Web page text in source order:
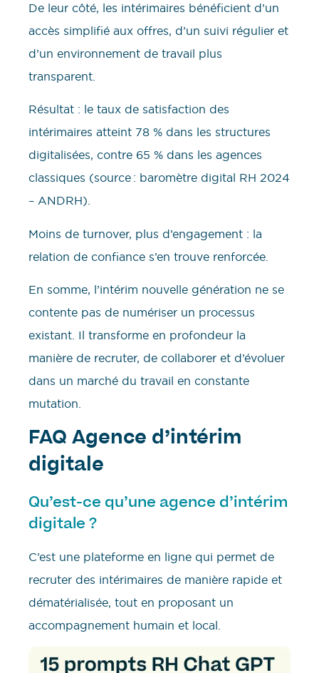
De leur côté, les intérimaires bénéficient d’un
accès simplifié aux offres, d’un suivi régulier et
d’un environnement de travail plus
transparent.
Résultat : le taux de satisfaction des
intérimaires atteint 78 % dans les structures
digitalisées, contre 65 % dans les agences
classiques (source : baromètre digital RH 2024
– ANDRH).
Moins de turnover, plus d’engagement : la
relation de confiance s’en trouve renforcée.
En somme, l’intérim nouvelle génération ne se
contente pas de numériser un processus
existant. Il transforme en profondeur la
manière de recruter, de collaborer et d’évoluer
dans un marché du travail en constante
mutation.
FAQ Agence d’intérim
digitale
Qu’est-ce qu’une agence d’intérim
digitale ?
C’est une plateforme en ligne qui permet de
recruter des intérimaires de manière rapide et
dématérialisée, tout en proposant un
accompagnement humain et local.